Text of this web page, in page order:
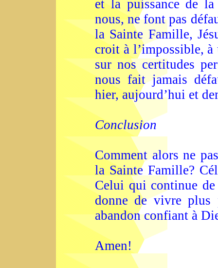
et la puissance de
nous, ne font pas
la Sainte Famille,
croit à l’impossible, à
sur nos certitudes
nous fait jamais
hier, aujourd’hui et
Conclusion
Comment alors ne
la Sainte Famille?
Celui qui continue
donne de vivre plus
abandon confiant à
Amen!